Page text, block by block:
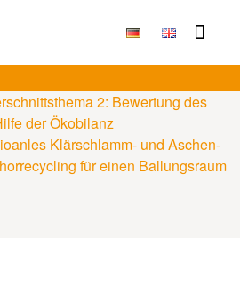
2: Bewertung des
der Ökobilanz
Klärschlamm- und Aschen-
für einen Ballungsraum